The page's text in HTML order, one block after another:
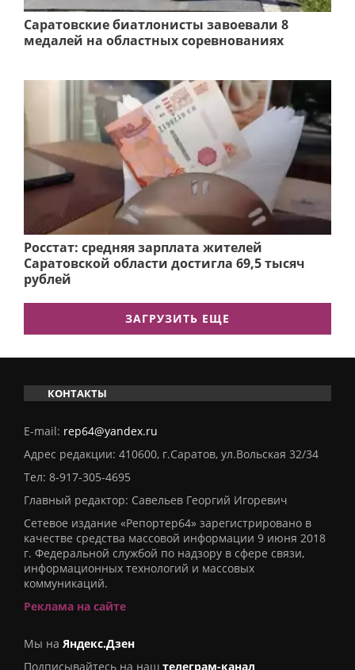
Саратовские биатлонисты завоевали 8
медалей на областных соревнованиях
Росстат: средняя зарплата жителей
Саратовской области достигла 69,5 тысяч
рублей
ЗАГРУЗИТЬ ЕЩЕ
КОНТАКТЫ
E-mail: rep64@yandex.ru
Адрес редакции: 410600, г.Саратов, ул.Вольская 32/34
Тел: 8-917-305-4695
Главный редактор: Савельев Георгий Игоревич
Сетевое издание «Репортер64» зарегистрировано в
качестве средства массовой информации 9 июня 2018
г. Федеральной службой по надзору в сфере связи,
информационных технологий и массовых
коммуникаций.
Реклама на сайте
Мы на Яндекс.Дзен
Подписывайтесь на наш телеграм-канал